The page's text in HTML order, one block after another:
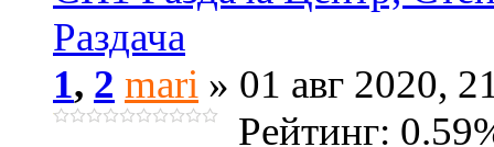
Раздача
1, 2 mari » 01 авг 2020,
Рейтинг: